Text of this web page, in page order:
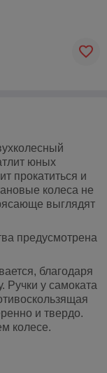
юных
прокатиться и
колеса не
выглядят
предусмотрена
благодаря
Ручки у самоката
и твердо.
колесе.